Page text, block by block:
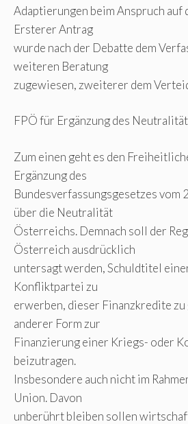
Adaptierungen beim Anspruch auf
Ersterer Antrag
wurde nach der Debatte dem
weiteren Beratung
zugewiesen, zweiterer dem
FPÖ für Ergänzung des
Zum einen geht es den
Ergänzung des
Bundesverfassungsgesetzes vom
über die Neutralität
Österreichs. Demnach soll der
Österreich ausdrücklich
untersagt werden, Schuldtitel
Konfliktpartei zu
erwerben, dieser Finanzkredite
anderer Form zur
Finanzierung einer Kriegs- oder
beizutragen.
Insbesondere auch nicht im
Union. Davon
unberührt bleiben sollen